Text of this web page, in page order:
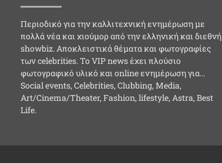
Περιοδικό για την καλλιτεχνική ενημέρωση με
πολλά νέα και χιούμορ από την ελληνική και διεθνή
showbiz. Αποκλειστικά θέματα και φωτογραφίες
των celebrities. Το VIP news έχει πλούσιο
φωτογραφικό υλικό και online ενημέρωση για…
Social events, Celebrities, Clubbing, Media,
Art/Cinema/Theater, Fashion, lifestyle, Astra, Best
Life.